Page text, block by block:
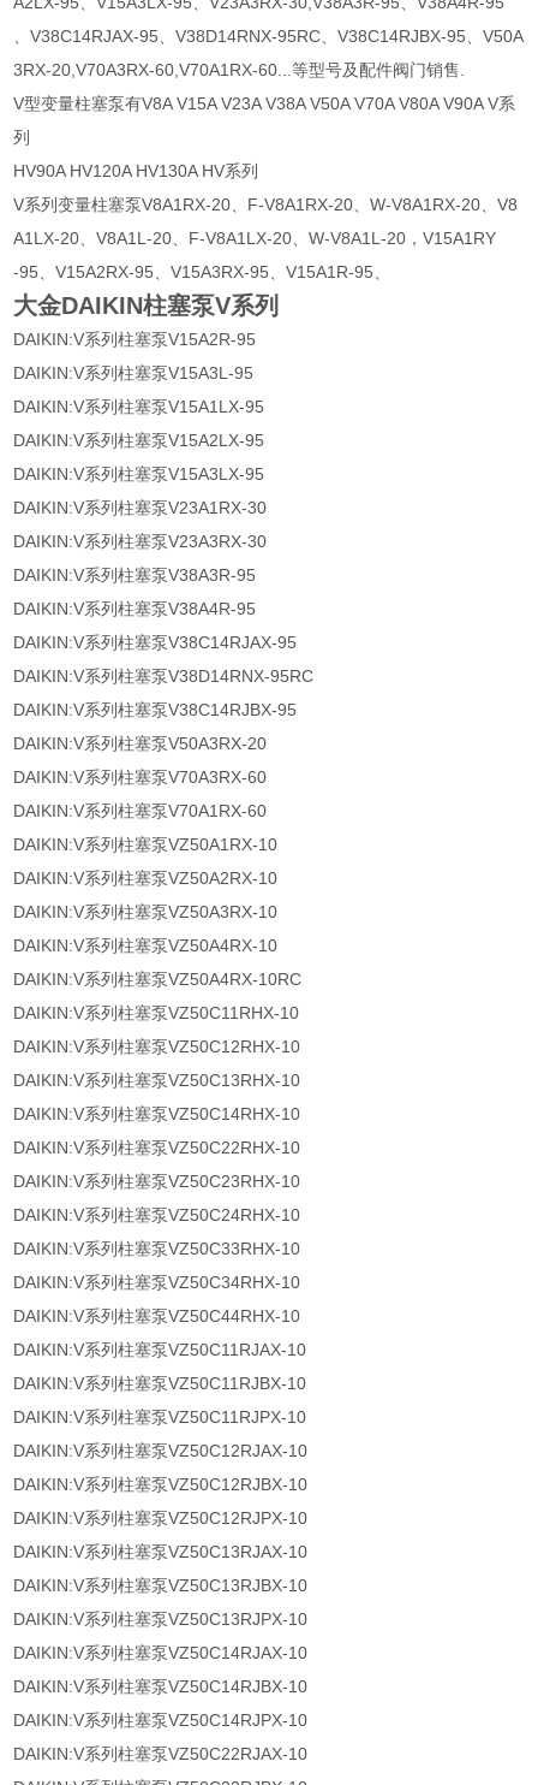
、V38C14RJAX-95、V38D14RNX-95RC、V38C14RJBX-95、V50A
3RX-20,V70A3RX-60,V70A1RX-60...等型号及配件阀门销售.
V型变量柱塞泵有V8A V15A V23A V38A V50A V70A V80A V90A V系
列
HV90A HV120A HV130A HV系列
V系列变量柱塞泵V8A1RX-20、F-V8A1RX-20、W-V8A1RX-20、V8
A1LX-20、V8A1L-20、F-V8A1LX-20、W-V8A1L-20，V15A1RY
-95、V15A2RX-95、V15A3RX-95、V15A1R-95、
大金DAIKIN柱塞泵V系列
DAIKIN:V系列柱塞泵V15A2R-95
DAIKIN:V系列柱塞泵V15A3L-95
DAIKIN:V系列柱塞泵V15A1LX-95
DAIKIN:V系列柱塞泵V15A2LX-95
DAIKIN:V系列柱塞泵V15A3LX-95
DAIKIN:V系列柱塞泵V23A1RX-30
DAIKIN:V系列柱塞泵V23A3RX-30
DAIKIN:V系列柱塞泵V38A3R-95
DAIKIN:V系列柱塞泵V38A4R-95
DAIKIN:V系列柱塞泵V38C14RJAX-95
DAIKIN:V系列柱塞泵V38D14RNX-95RC
DAIKIN:V系列柱塞泵V38C14RJBX-95
DAIKIN:V系列柱塞泵V50A3RX-20
DAIKIN:V系列柱塞泵V70A3RX-60
DAIKIN:V系列柱塞泵V70A1RX-60
DAIKIN:V系列柱塞泵VZ50A1RX-10
DAIKIN:V系列柱塞泵VZ50A2RX-10
DAIKIN:V系列柱塞泵VZ50A3RX-10
DAIKIN:V系列柱塞泵VZ50A4RX-10
DAIKIN:V系列柱塞泵VZ50A4RX-10RC
DAIKIN:V系列柱塞泵VZ50C11RHX-10
DAIKIN:V系列柱塞泵VZ50C12RHX-10
DAIKIN:V系列柱塞泵VZ50C13RHX-10
DAIKIN:V系列柱塞泵VZ50C14RHX-10
DAIKIN:V系列柱塞泵VZ50C22RHX-10
DAIKIN:V系列柱塞泵VZ50C23RHX-10
DAIKIN:V系列柱塞泵VZ50C24RHX-10
DAIKIN:V系列柱塞泵VZ50C33RHX-10
DAIKIN:V系列柱塞泵VZ50C34RHX-10
DAIKIN:V系列柱塞泵VZ50C44RHX-10
DAIKIN:V系列柱塞泵VZ50C11RJAX-10
DAIKIN:V系列柱塞泵VZ50C11RJBX-10
DAIKIN:V系列柱塞泵VZ50C11RJPX-10
DAIKIN:V系列柱塞泵VZ50C12RJAX-10
DAIKIN:V系列柱塞泵VZ50C12RJBX-10
DAIKIN:V系列柱塞泵VZ50C12RJPX-10
DAIKIN:V系列柱塞泵VZ50C13RJAX-10
DAIKIN:V系列柱塞泵VZ50C13RJBX-10
DAIKIN:V系列柱塞泵VZ50C13RJPX-10
DAIKIN:V系列柱塞泵VZ50C14RJAX-10
DAIKIN:V系列柱塞泵VZ50C14RJBX-10
DAIKIN:V系列柱塞泵VZ50C14RJPX-10
DAIKIN:V系列柱塞泵VZ50C22RJAX-10